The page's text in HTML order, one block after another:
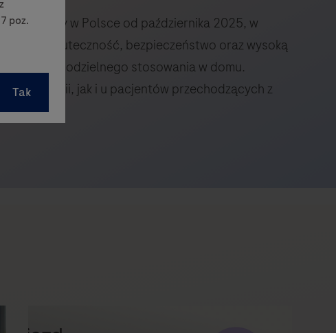
poz.dostępny w Polsce od października 2025, w
skuteczność, bezpieczeństwo oraz wysoką
samodzielnego stosowania w domu.
linii terapii, jak i u pacjentów przechodzących z